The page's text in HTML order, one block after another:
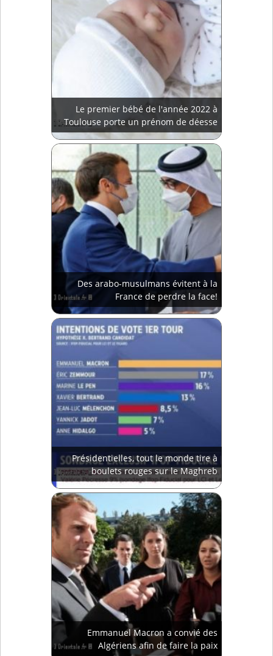
Le premier bébé de l'année 2022 à
Toulouse porte un prénom de déesse
Des arabo-musulmans évitent à la
France de perdre la face!
Présidentielles, tout le monde tire à
boulets rouges sur le Maghreb
Emmanuel Macron a convié des
Algériens afin de faire la paix